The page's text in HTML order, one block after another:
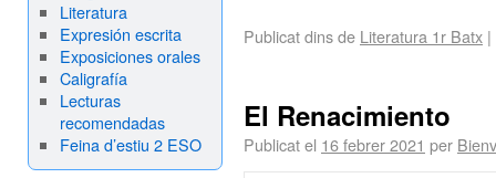
Literatura
Expresión escrita
Exposiciones orales
Caligrafía
Lecturas
recomendadas
Feina d’estiu 2 ESO
Publicat dins de Literatura 1r Batx |
El Renacimiento
Publicat el 16 febrer 2021 per